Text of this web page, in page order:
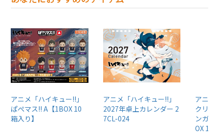
アニメ「ハイキュー!!」
ぱぺマス!! A【1BOX 10
箱入り】
アニメ「ハイキュー!!」
2027年卓上カレンダー 2
7CL-024
アニメ
クリア
ンガ
OX 16